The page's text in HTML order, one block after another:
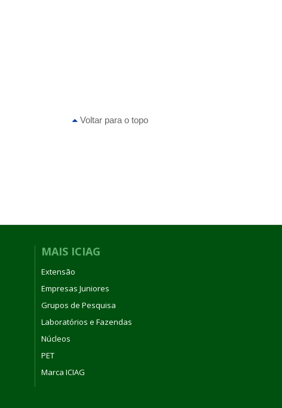
Voltar para o topo
MAIS ICIAG
Extensão
Empresas Juniores
Grupos de Pesquisa
Laboratórios e Fazendas
Núcleos
PET
Marca ICIAG